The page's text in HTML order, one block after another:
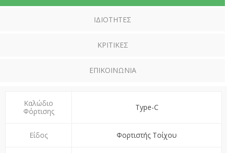
ΙΔΙΌΤΗΤΕΣ
ΚΡΙΤΙΚΈΣ
ΕΠΙΚΟΙΝΩΝΊΑ
Καλώδιο
Φόρτισης
Type-C
Είδος Φορτιστής Τοίχου